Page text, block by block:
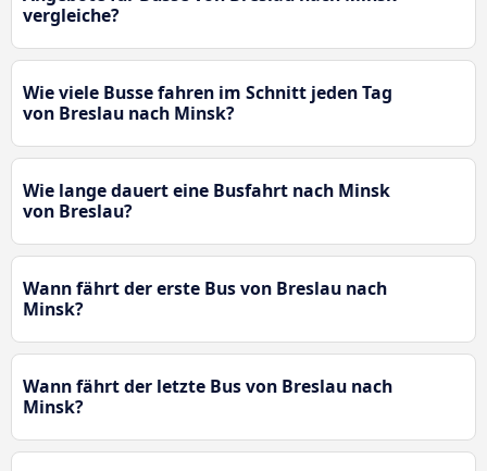
vergleiche?
Wie viele Busse fahren im Schnitt jeden Tag
von Breslau nach Minsk?
Wie lange dauert eine Busfahrt nach Minsk
von Breslau?
Wann fährt der erste Bus von Breslau nach
Minsk?
Wann fährt der letzte Bus von Breslau nach
Minsk?